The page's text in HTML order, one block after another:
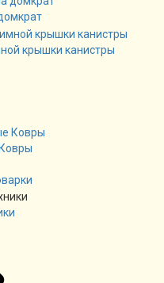
крышки канистры